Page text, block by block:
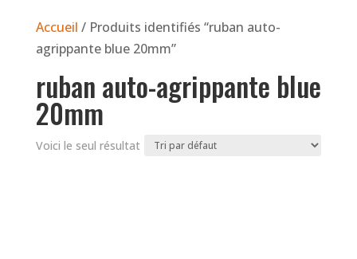
Accueil / Produits identifiés “ruban auto-
agrippante blue 20mm”
ruban auto-agrippante blue
20mm
Voici le seul résultat